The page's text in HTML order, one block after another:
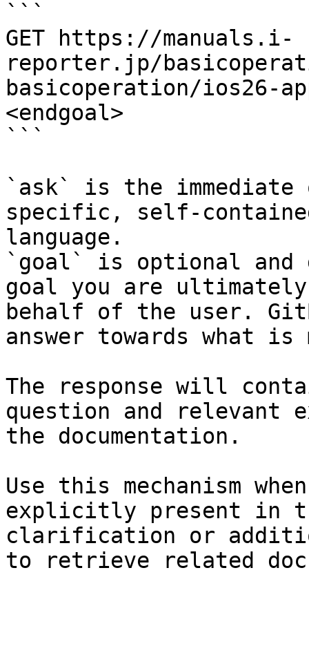
```
GET https://manuals.i-
reporter.jp/
basicoperation/ios26-
<endgoal>
```
`ask` is the
specific, self-
language.
`goal` is optional and
goal you are
behalf of the user.
answer towards what
The response will
question and relevant
the documentation.
Use this mechanism
explicitly present in
clarification or